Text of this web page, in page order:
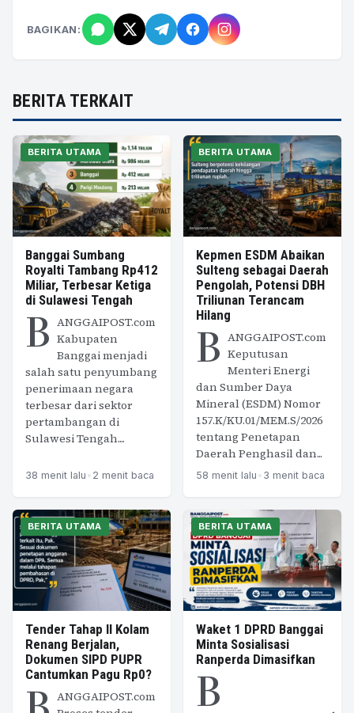
BAGIKAN:
BERITA TERKAIT
BERITA UTAMA
Banggai Sumbang
Royalti Tambang Rp412
Miliar, Terbesar Ketiga
di Sulawesi Tengah
B ANGGAIPOST.com
Kabupaten
Banggai menjadi
salah satu penyumbang
penerimaan negara
terbesar dari sektor
pertambangan di
Sulawesi Tengah....
38 menit lalu • 2 menit baca
BERITA UTAMA
Kepmen ESDM Abaikan
Sulteng sebagai Daerah
Pengolah, Potensi DBH
Triliunan Terancam
Hilang
B ANGGAIPOST.com
Keputusan
Menteri Energi
dan Sumber Daya
Mineral (ESDM) Nomor
157.K/KU.01/MEM.S/2026
tentang Penetapan
Daerah Penghasil dan...
58 menit lalu • 3 menit baca
BERITA UTAMA
Tender Tahap II Kolam
Renang Berjalan,
Dokumen SIPD PUPR
Cantumkan Pagu Rp0?
ANGGAIPOST.com
BERITA UTAMA
Waket 1 DPRD Banggai
Minta Sosialisasi
Ranperda Dimasifkan
B